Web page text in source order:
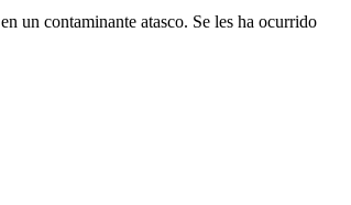
un contaminante atasco. Se les ha ocurrido